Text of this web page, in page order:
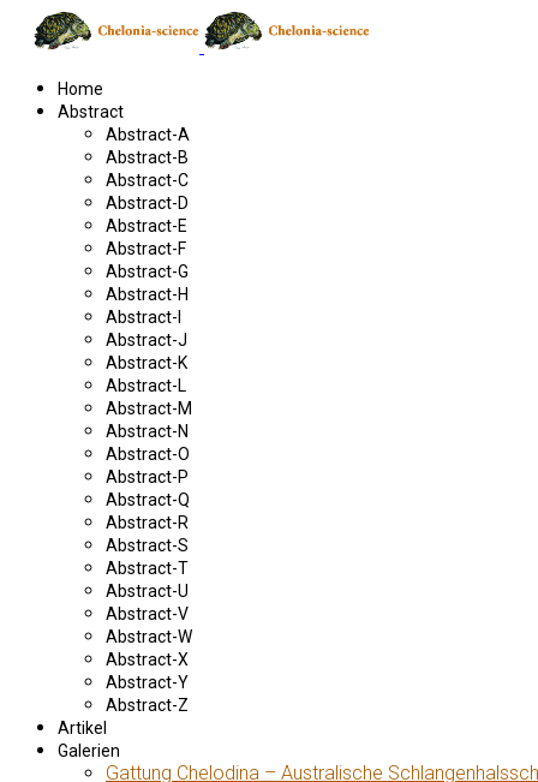
Home
Abstract
Abstract-A
Abstract-B
Abstract-C
Abstract-D
Abstract-E
Abstract-F
Abstract-G
Abstract-H
Abstract-I
Abstract-J
Abstract-K
Abstract-L
Abstract-M
Abstract-N
Abstract-O
Abstract-P
Abstract-Q
Abstract-R
Abstract-S
Abstract-T
Abstract-U
Abstract-V
Abstract-W
Abstract-X
Abstract-Y
Abstract-Z
Artikel
Galerien
Gattung Chelodina – Australische